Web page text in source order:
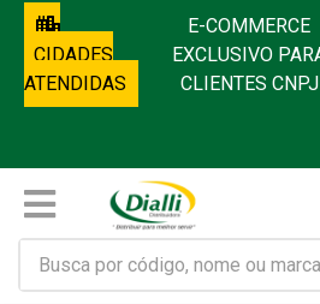
CIDADES
ATENDIDAS
E-COMMERCE
EXCLUSIVO
CLIENTES CNPJ